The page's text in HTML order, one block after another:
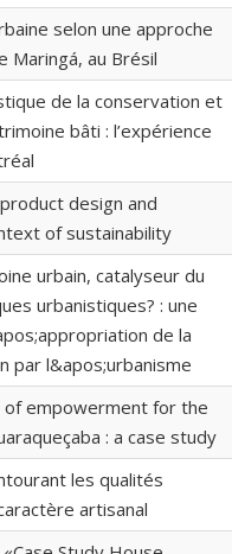
selon une approche
Maringá, au Brésil
de la conservation et
bâti : l’expérience
design and
of sustainability
urbain, catalyseur du
urbanistiques? : une
de la
par l&apos;urbanisme
of empowerment for the
: a case study
les qualités
artisanal